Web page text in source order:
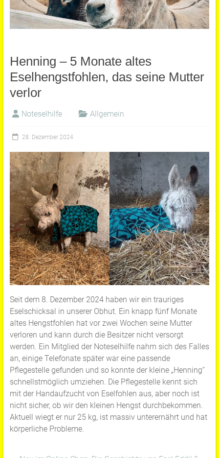
Henning – 5 Monate altes
Eselhengstfohlen, das seine Mutter
verlor
Noteselhilfe Allgemein
28. Dezember 2024
Seit dem 8. Dezember 2024 haben wir ein trauriges
Eselschicksal in unserer Obhut. Ein knapp fünf Monate
altes Hengstfohlen hat vor zwei Wochen seine Mutter
verloren und kann durch die Besitzer nicht versorgt
werden. Ein Mitglied der Noteselhilfe nahm sich des Falles
an, einige Telefonate später war eine passende
Pflegestelle gefunden und so konnte der kleine „Henning“
schnellstmöglich umziehen. Die Pflegestelle kennt sich
mit der Handaufzucht von Eselfohlen aus, aber noch ist
nicht sicher, ob wir den kleinen Hengst durchbekommen.
Aktuell wiegt er nur 25 kg, ist massiv unterernährt und hat
körperliche Probleme.